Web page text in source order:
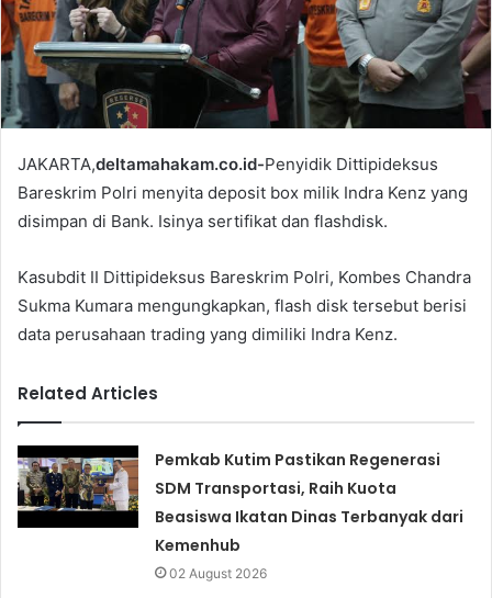
i
l
JAKARTA,deltamahakam.co.id-Penyidik Dittipideksus
Bareskrim Polri menyita deposit box milik Indra Kenz yang
disimpan di Bank. Isinya sertifikat dan flashdisk.
Kasubdit II Dittipideksus Bareskrim Polri, Kombes Chandra
Sukma Kumara mengungkapkan, flash disk tersebut berisi
data perusahaan trading yang dimiliki Indra Kenz.
Related Articles
Pemkab Kutim Pastikan Regenerasi
SDM Transportasi, Raih Kuota
Beasiswa Ikatan Dinas Terbanyak dari
Kemenhub
02 August 2026